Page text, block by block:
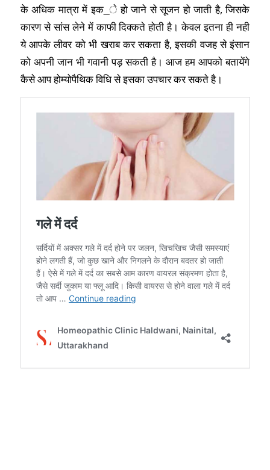
के अधिक मात्रा में इक_े हो जाने से सूजन हो जाती है, जिसके
कारण से सांस लेने में काफी दिक्कते होती है। केवल इतना ही नही
ये आपके लीवर को भी खराब कर सकता है, इसकी वजह से इंसान
को अपनी जान भी गवानी पड़ सकती है। आज हम आपको बतायेंगे
कैसे आप होम्योपैथिक विधि से इसका उपचार कर सकते है।